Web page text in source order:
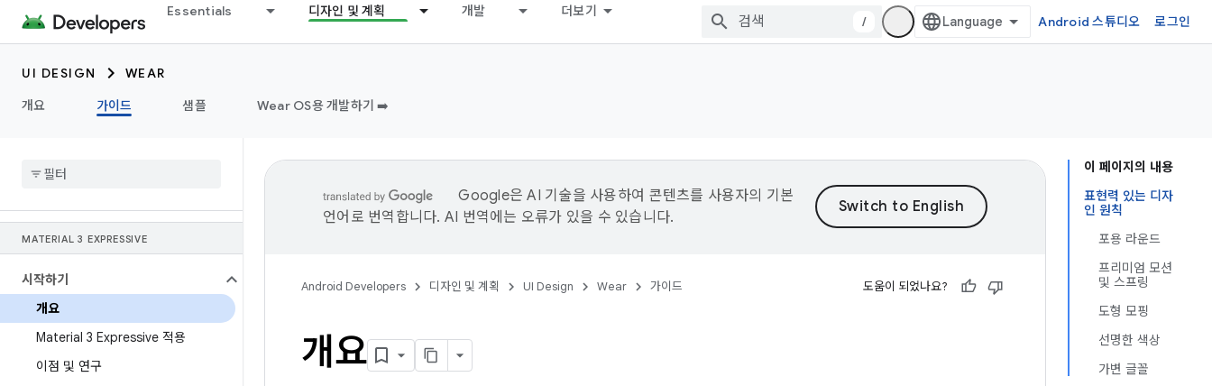
Essentials 디자인 및 계획 개발 더보기
/ Android 스튜디오 로그인
UI DESIGN
WEAR
개요
가이드 샘플 Wear OS용 개발하기 ➡️
MATERIAL 3 EXPRESSIVE
시작하기
개요
Material 3 Expressive 적용
이점 및 연구
이 페이지의 내용
표현력 있는 디자
인 원칙
포용 라운드
프리미엄 모션
및 스프링
도형 모핑
선명한 색상
가변 글꼴
Google은 AI 기술을 사용하여 콘텐츠를 사용자의 기본
언어로 번역합니다. AI 번역에는 오류가 있을 수 있습니다.
Android Developers 디자인 및 계획 UI Design Wear 가이드 도움이 되었나요?
개요